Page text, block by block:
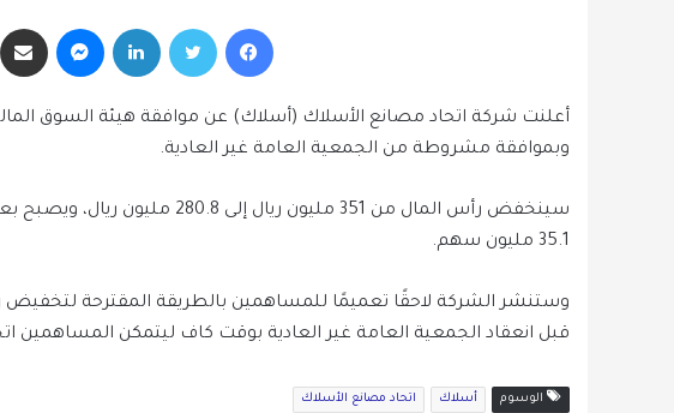
فيسبوك تويتر لينكدإن ماسنجر
وبموافقة مشروطة من الجمعية العامة غير العادية.
35.1 مليون سهم.
وستنشر الشركة لاحقًا تعميمًا للمساهمين بالطريقة المقترحة لتخفيض
قبل انعقاد الجمعية العامة غير العادية بوقت كاف ليتمكن المساهمين
الوسوم أسلاك اتحاد مصانع الأسلاك